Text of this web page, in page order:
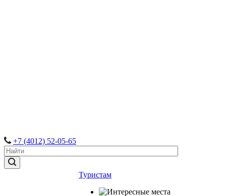
+7 (4012) 52-05-65
Туристам